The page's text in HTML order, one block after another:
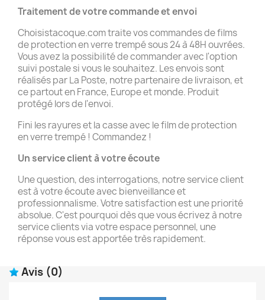
Traitement de votre commande etenvoi
Choisistacoque.com traite vos commandes de films
de protection en verre trempé sous 24 à 48H ouvrées.
Vous avez la possibilité de commander avec l'option
suivi postale si vous le souhaitez. Les envois sont
réalisés par La Poste, notre partenaire de livraison, et
ce partout en France, Europe et monde. Produit
protégé lors de l'envoi.
Fini les rayures et la casse avec le film de protection
en verre trempé ! Commandez !
Un service client à votre écoute
Une question, des interrogations, notre service client
est à votre écoute avec bienveillance et
professionnalisme. Votre satisfaction est une priorité
absolue. C'est pourquoi dès que vous écrivez à notre
service clients via votre espace personnel, une
réponse vous est apportée très rapidement.
Avis (0)